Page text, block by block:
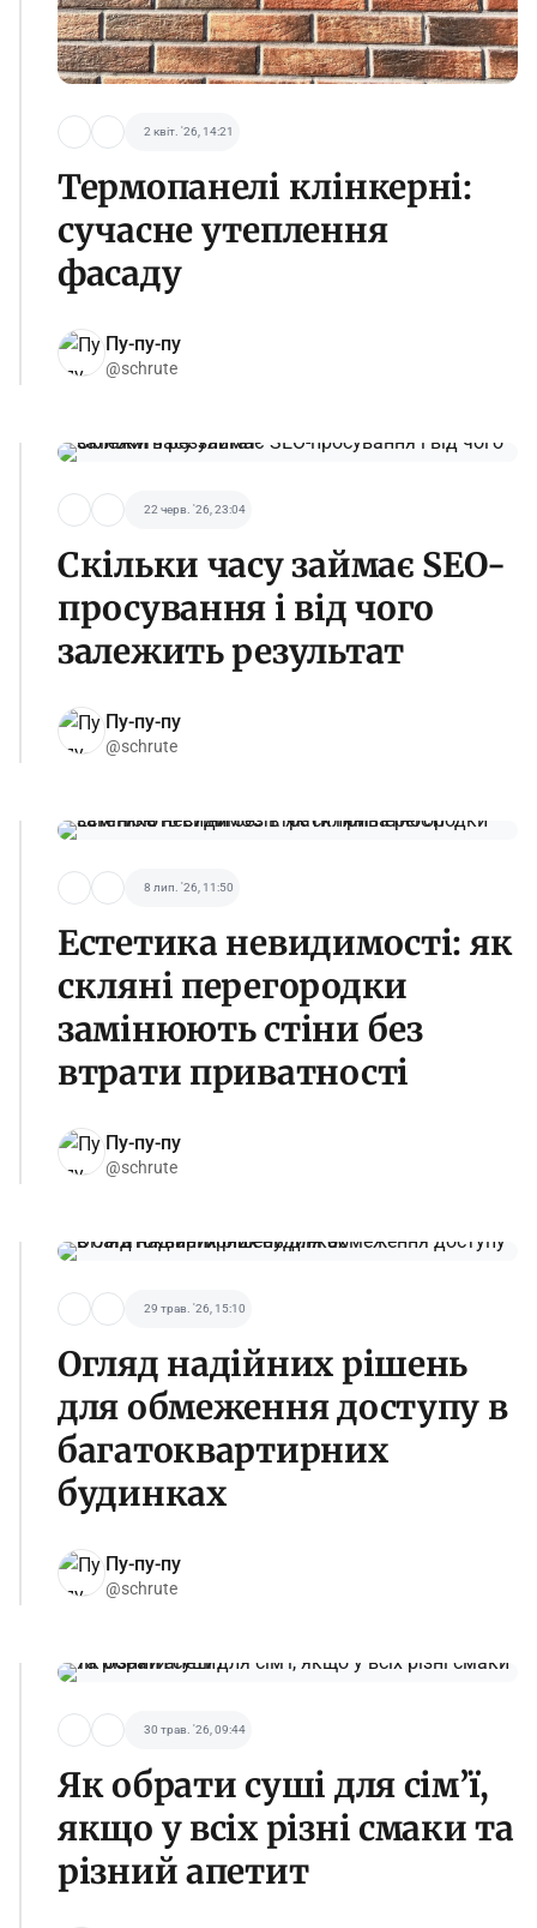
2 квіт. '26, 14:21
Термопанелі клінкерні:
сучасне утеплення
фасаду
Пу-пу-пу
@schrute
22 черв. '26, 23:04
Скільки часу займає SEO-
просування і від чого
залежить результат
Пу-пу-пу
@schrute
8 лип. '26, 11:50
Естетика невидимості: як
скляні перегородки
замінюють стіни без
втрати приватності
Пу-пу-пу
@schrute
29 трав. '26, 15:10
Огляд надійних рішень
для обмеження доступу в
багатоквартирних
будинках
Пу-пу-пу
@schrute
30 трав. '26, 09:44
Як обрати суші для сім’ї,
якщо у всіх різні смаки та
різний апетит